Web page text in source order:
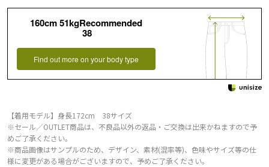
160cm 51kgRecommended
38
Find out more on your body type
【着用モデル】身長172cm 38サイズ
※セール／OUTLET商品は、不良品以外の返品・ご交換は出来かねますので予
めご了承ください。
※商品画像はサンプルのため、デザイン、素材(混率等)、色味やサイズ等の仕
様に変更がある場合がございますので、予めご了承ください。